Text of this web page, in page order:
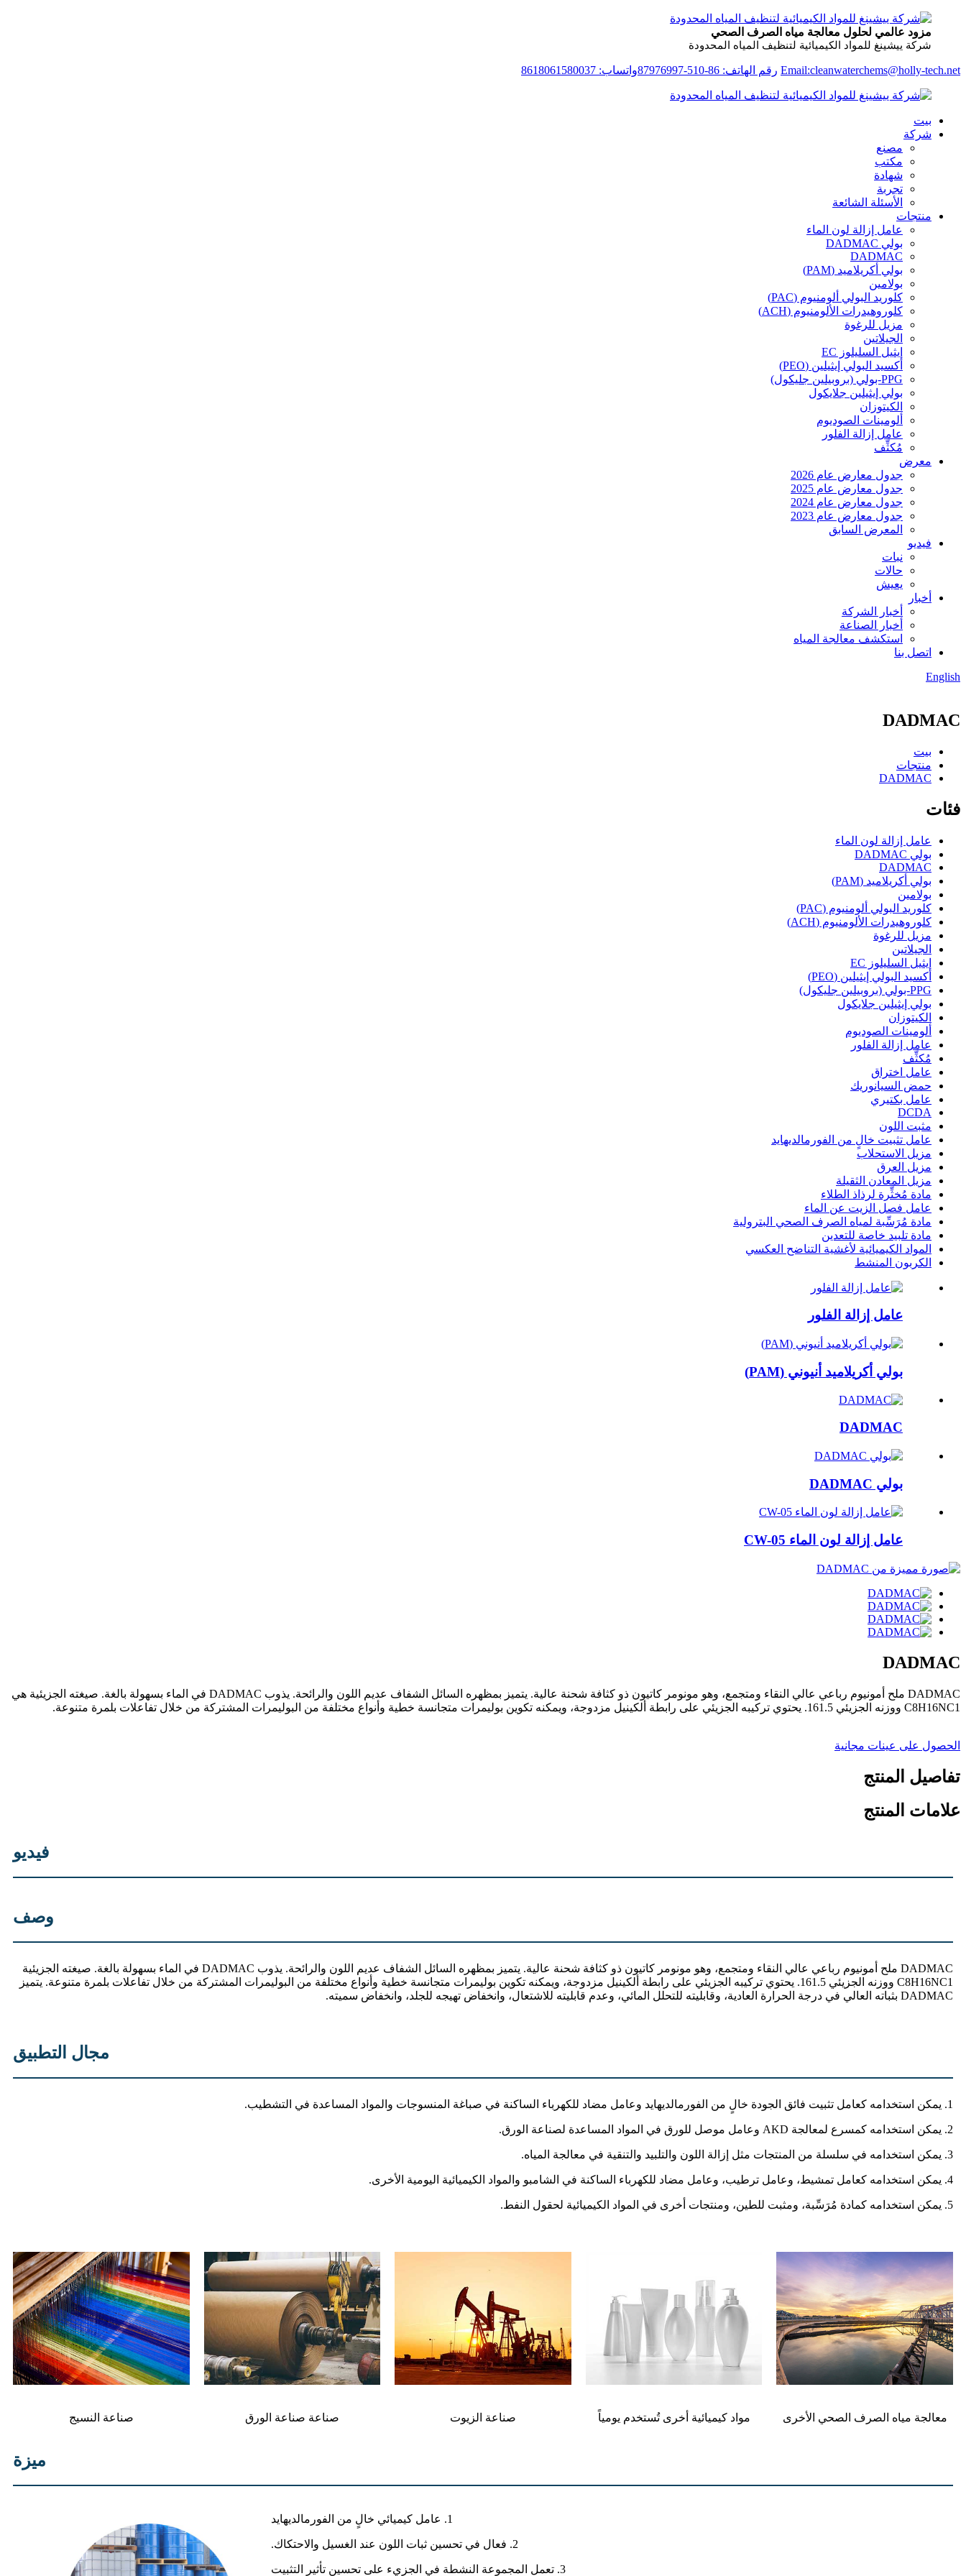
مزود عالمي لحلول معالجة مياه الصرف الصحي
شركة ييشينغ للمواد الكيميائية لتنظيف المياه المحدودة
Email:cleanwaterchems@holly-tech.net رقم الهاتف: 86-510-87976997 واتساب: 8618061580037
بيت
شركة
مصنع
مكتب
شهادة
تجربة
الأسئلة الشائعة
منتجات
عامل إزالة لون الماء
بولي DADMAC
DADMAC
بولي أكريلاميد (PAM)
بولامين
كلوريد البولي ألومنيوم (PAC)
كلوروهيدرات الألومنيوم (ACH)
مزيل للرغوة
الجيلاتين
إيثيل السليلوز EC
أكسيد البولي إيثيلين (PEO)
PPG-بولي (بروبيلين جليكول)
بولي إيثيلين جلايكول
الكيتوزان
ألومينات الصوديوم
عامل إزالة الفلور
مُكثِّف
معرض
جدول معارض عام 2026
جدول معارض عام 2025
جدول معارض عام 2024
جدول معارض عام 2023
المعرض السابق
فيديو
نبات
حالات
يعيش
أخبار
أخبار الشركة
أخبار الصناعة
استكشف معالجة المياه
اتصل بنا
English
DADMAC
بيت
منتجات
DADMAC
فئات
عامل إزالة لون الماء
بولي DADMAC
DADMAC
بولي أكريلاميد (PAM)
بولامين
كلوريد البولي ألومنيوم (PAC)
كلوروهيدرات الألومنيوم (ACH)
مزيل للرغوة
الجيلاتين
إيثيل السليلوز EC
أكسيد البولي إيثيلين (PEO)
PPG-بولي (بروبيلين جليكول)
بولي إيثيلين جلايكول
الكيتوزان
ألومينات الصوديوم
عامل إزالة الفلور
مُكثِّف
عامل اختراق
حمض السيانوريك
عامل بكتيري
DCDA
مثبت اللون
عامل تثبيت خالٍ من الفورمالديهايد
مزيل الاستحلاب
مزيل العرق
مزيل المعادن الثقيلة
مادة مُخثِّرة لرذاذ الطلاء
عامل فصل الزيت عن الماء
مادة مُرَسِّبة لمياه الصرف الصحي البترولية
مادة تلبيد خاصة للتعدين
المواد الكيميائية لأغشية التناضح العكسي
الكربون المنشط
عامل إزالة الفلور
بولي أكريلاميد أنيوني (PAM)
DADMAC
بولي DADMAC
عامل إزالة لون الماء CW-05
DADMAC
DADMAC ملح أمونيوم رباعي عالي النقاء ومتجمع، وهو مونومر كاتيون ذو كثافة شحنة عالية. يتميز بمظهره السائل الشفاف عديم اللون والرائحة. يذوب DADMAC في الماء بسهولة بالغة. صيغته الجزيئية هي
C8H16NC1 ووزنه الجزيئي 161.5. يحتوي تركيبه الجزيئي على رابطة ألكينيل مزدوجة، ويمكنه تكوين بوليمرات متجانسة خطية وأنواع مختلفة من البوليمرات المشتركة من خلال تفاعلات بلمرة متنوعة.
الحصول على عينات مجانية
تفاصيل المنتج
علامات المنتج
فيديو
وصف
DADMAC ملح أمونيوم رباعي عالي النقاء ومتجمع، وهو مونومر كاتيون ذو كثافة شحنة عالية. يتميز بمظهره السائل الشفاف عديم اللون والرائحة. يذوب DADMAC في الماء بسهولة بالغة. صيغته الجزيئية
C8H16NC1 ووزنه الجزيئي 161.5. يحتوي تركيبه الجزيئي على رابطة ألكينيل مزدوجة، ويمكنه تكوين بوليمرات متجانسة خطية وأنواع مختلفة من البوليمرات المشتركة من خلال تفاعلات بلمرة متنوعة. يتميز
DADMAC بثباته العالي في درجة الحرارة العادية، وقابليته للتحلل المائي، وعدم قابليته للاشتعال، وانخفاض تهيجه للجلد، وانخفاض سميته.
مجال التطبيق
1. يمكن استخدامه كعامل تثبيت فائق الجودة خالٍ من الفورمالديهايد وعامل مضاد للكهرباء الساكنة في صباغة المنسوجات والمواد المساعدة في التشطيب.
2. يمكن استخدامه كمسرع لمعالجة AKD وعامل موصل للورق في المواد المساعدة لصناعة الورق.
3. يمكن استخدامه في سلسلة من المنتجات مثل إزالة اللون والتلبيد والتنقية في معالجة المياه.
4. يمكن استخدامه كعامل تمشيط، وعامل ترطيب، وعامل مضاد للكهرباء الساكنة في الشامبو والمواد الكيميائية اليومية الأخرى.
5. يمكن استخدامه كمادة مُرَسِّبة، ومثبت للطين، ومنتجات أخرى في المواد الكيميائية لحقول النفط.
صناعة النسيج صناعة صناعة الورق صناعة الزيوت مواد كيميائية أخرى تُستخدم يومياً معالجة مياه الصرف الصحي الأخرى
ميزة
1. عامل كيميائي خالٍ من الفورمالديهايد
2. فعال في تحسين ثبات اللون عند الغسيل والاحتكاك.
3. تعمل المجموعة النشطة في الجزيء على تحسين تأثير التثبيت